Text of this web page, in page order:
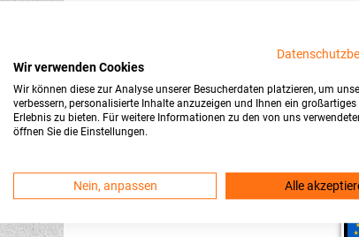
persönlichen Besuch bei der
Dank unserer
finden Sie
Nach der Reservierung Ihrer
Reservierung in Bremen-Stadt zukommen.
Mit Ihren neuen Kennzeichen und der
Wir verwenden Cookies
Wir können diese zur Analyse unserer Besucherdaten platzieren, um
verbessern, personalisierte Inhalte anzuzeigen und Ihnen ein großartiges
Erlebnis zu bieten. Für weitere Informationen zu den von uns
öffnen Sie die Einstellungen.
Nein, anpassen Alle